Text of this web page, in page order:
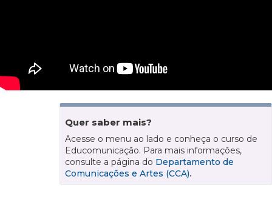
Quer saber mais?
Acesse o menu ao lado e conheça o curso de
Educomunicação. Para mais informações,
consulte a página do Departamento de
Comunicações e Artes (CCA).